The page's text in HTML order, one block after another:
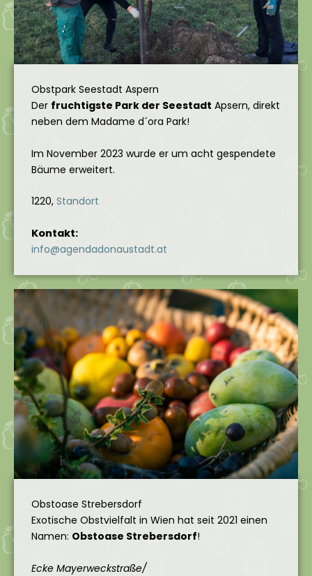
Obstpark Seestadt Aspern
Der fruchtigste Park der Seestadt Apsern, direkt
neben dem Madame d´ora Park!
Im November 2023 wurde er um acht gespendete
Bäume erweitert.
1220, Standort
Kontakt:
info@agendadonaustadt.at
Obstoase Strebersdorf
Exotische Obstvielfalt in Wien hat seit 2021 einen
Namen: Obstoase Strebersdorf!
Ecke Mayerweckstraße/